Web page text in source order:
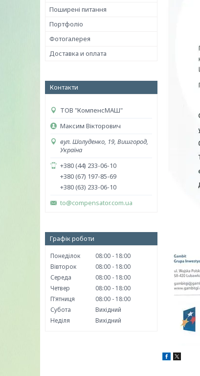
Поширені питання
Портфоліо
Фотогалерея
Доставка и оплата
Контакти
ТОВ "КомпенсМАШ"
Максим Вікторович
вул. Шолуденко, 19, Вишгород,
Україна
+380 (44) 233-06-10
+380 (67) 197-85-69
+380 (63) 233-06-10
to@compensator.com.ua
Графік роботи
Понеділок 08:00
18:00
Вівторок
08:00
18:00
Середа
08:00
18:00
Четвер
08:00
18:00
Пʼятниця
08:00
18:00
Субота
Вихідний
Неділя
Вихідний